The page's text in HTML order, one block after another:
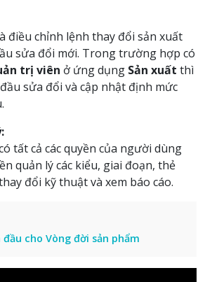
điều chỉnh lệnh thay đổi sản xuất
sửa đổi mới. Trong trường hợp có
trị viên ở ứng dụng Sản xuất thì
sửa đổi và cập nhật định mức
tất cả các quyền của người dùng
quản lý các kiểu, giai đoạn, thẻ
đổi kỹ thuật và xem báo cáo.
cho Vòng đời sản phẩm